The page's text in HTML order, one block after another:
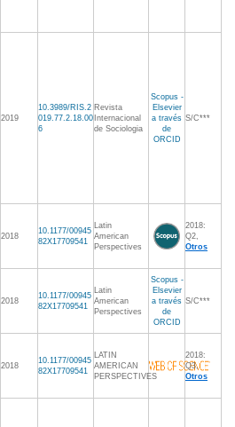
2019
10.3989/RIS.2
019.77.2.18.00
6
Revista
Internacional
de Sociologia
Scopus -
Elsevier
a través
de
ORCID
S/C***
2018
10.1177/00945
82X17709541
Latin
American
Perspectives
2018:
Q2,
Otros
2018
10.1177/00945
82X17709541
Latin
American
Perspectives
Scopus -
Elsevier
a través
de
ORCID
S/C***
2018
10.1177/00945
82X17709541
LATIN
AMERICAN
PERSPECTIVES
2018:
Q3,
Otros